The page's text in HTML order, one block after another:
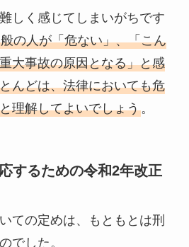
しく感じてしまいがちです
の人が「危ない」、「こん
大事故の原因となる」と感
んどは、法律においても危
理解してよいでしょう。
するための令和2年改正
ての定めは、もともとは刑
でした。